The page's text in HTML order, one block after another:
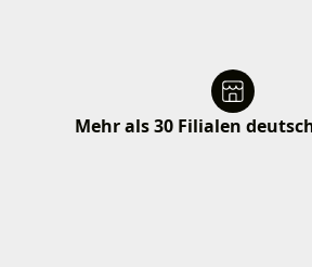
Mehr als 30 Filialen